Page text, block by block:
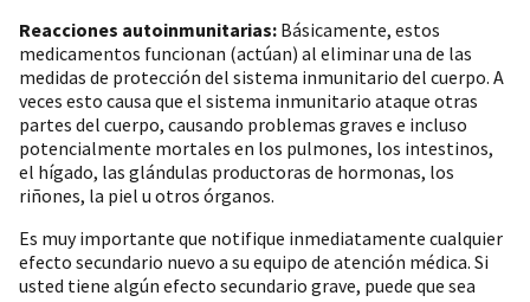
Reacciones autoinmunitarias: Básicamente, estos
medicamentos funcionan (actúan) al eliminar una de las
medidas de protección del sistema inmunitario del cuerpo. A
veces esto causa que el sistema inmunitario ataque otras
partes del cuerpo, causando problemas graves e incluso
potencialmente mortales en los pulmones, los intestinos,
el hígado, las glándulas productoras de hormonas, los
riñones, la piel u otros órganos.
Es muy importante que notifique inmediatamente cualquier
efecto secundario nuevo a su equipo de atención médica. Si
usted tiene algún efecto secundario grave, puede que sea